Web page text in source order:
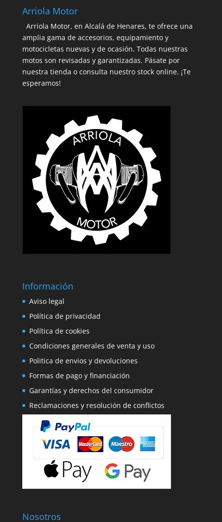
Arriola Motor
Arriola Motor, en Alcalá de Henares, te ofrece una
amplia gama de accesorios, equipamiento y
motocicletas nuevas y de ocasión. Todas nuestras
motos son revisadas y garantizadas. Pásate por
nuestra tienda o consulta nuestro stock online. ¡Te
esperamos!
Información
Aviso legal
Política de privacidad
Política de cookies
Condiciones generales de venta y uso
Politica de envios y devoluciones
Formas de pago y financiación
Garantías y derechos del consumidor
Reclamaciones y resolución de conflictos
Nosotros